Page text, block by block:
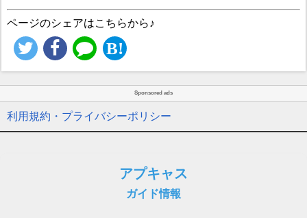
ページのシェアはこちらから♪
Sponsored ads
利用規約・プライバシーポリシー
アプキャス
ガイド情報